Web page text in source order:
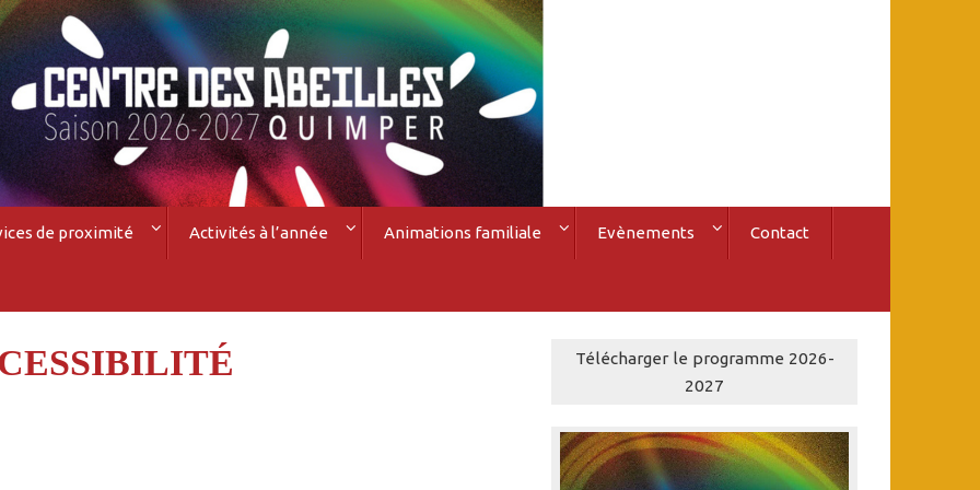
de proximité Activités à l’année Animations familiale Evènements Contact
Télécharger le programme 2026-
2027